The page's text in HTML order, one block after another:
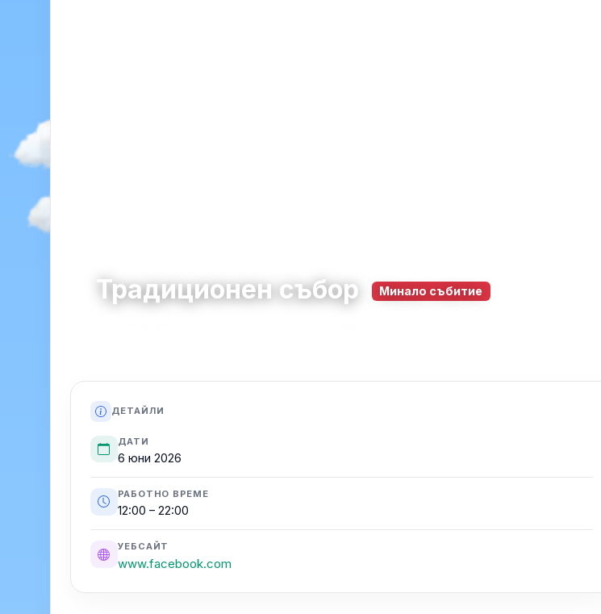
Традиционен събор Минало събитие
ДЕТАЙЛИ
ДАТИ
6 юни 2026
РАБОТНО ВРЕМЕ
12:00 – 22:00
УЕБСАЙТ
www.facebook.com